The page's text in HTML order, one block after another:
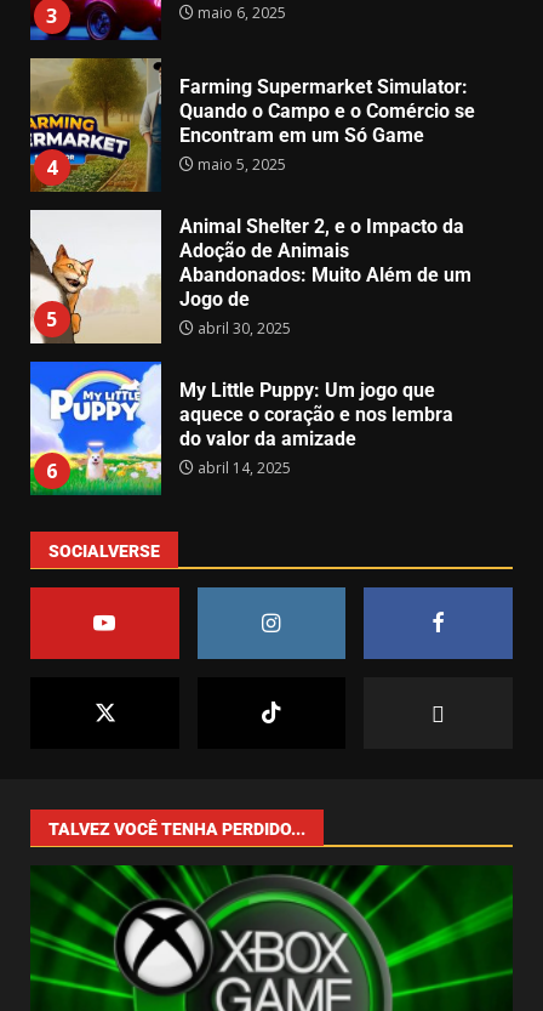
3 maio 6, 2025
4
Farming Supermarket Simulator:
Quando o Campo e o Comércio se
Encontram em um Só Game
maio 5, 2025
5
Animal Shelter 2, e o Impacto da
Adoção de Animais
Abandonados: Muito Além de um
Jogo de
abril 30, 2025
6
My Little Puppy: Um jogo que
aquece o coração e nos lembra
do valor da amizade
abril 14, 2025
Catálogo da Microsoft Está
2
O Crescimento dos
Games: Uma Tendência que Veio
para Ficar
junho 3, 2025
Drive Beyond Horizons: Liberdade
SOCIALVERSE
TALVEZ VOCÊ TENHA PERDIDO...